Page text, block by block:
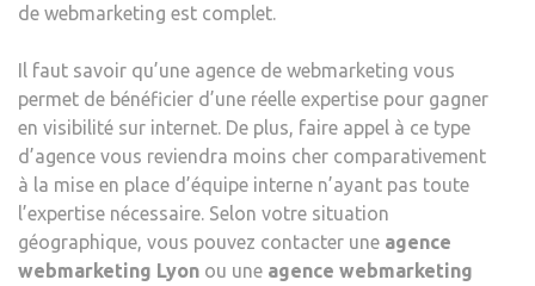
de webmarketing est complet.
Il faut savoir qu’une agence de webmarketing vous
permet de bénéficier d’une réelle expertise pour gagner
en visibilité sur internet. De plus, faire appel à ce type
d’agence vous reviendra moins cher comparativement
à la mise en place d’équipe interne n’ayant pas toute
l’expertise nécessaire. Selon votre situation
géographique, vous pouvez contacter une agence
webmarketing Lyon ou une agence webmarketing